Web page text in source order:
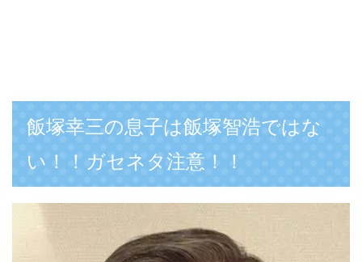
飯塚幸三の息子は飯塚智浩ではな
い！！ガセネタ注意！！